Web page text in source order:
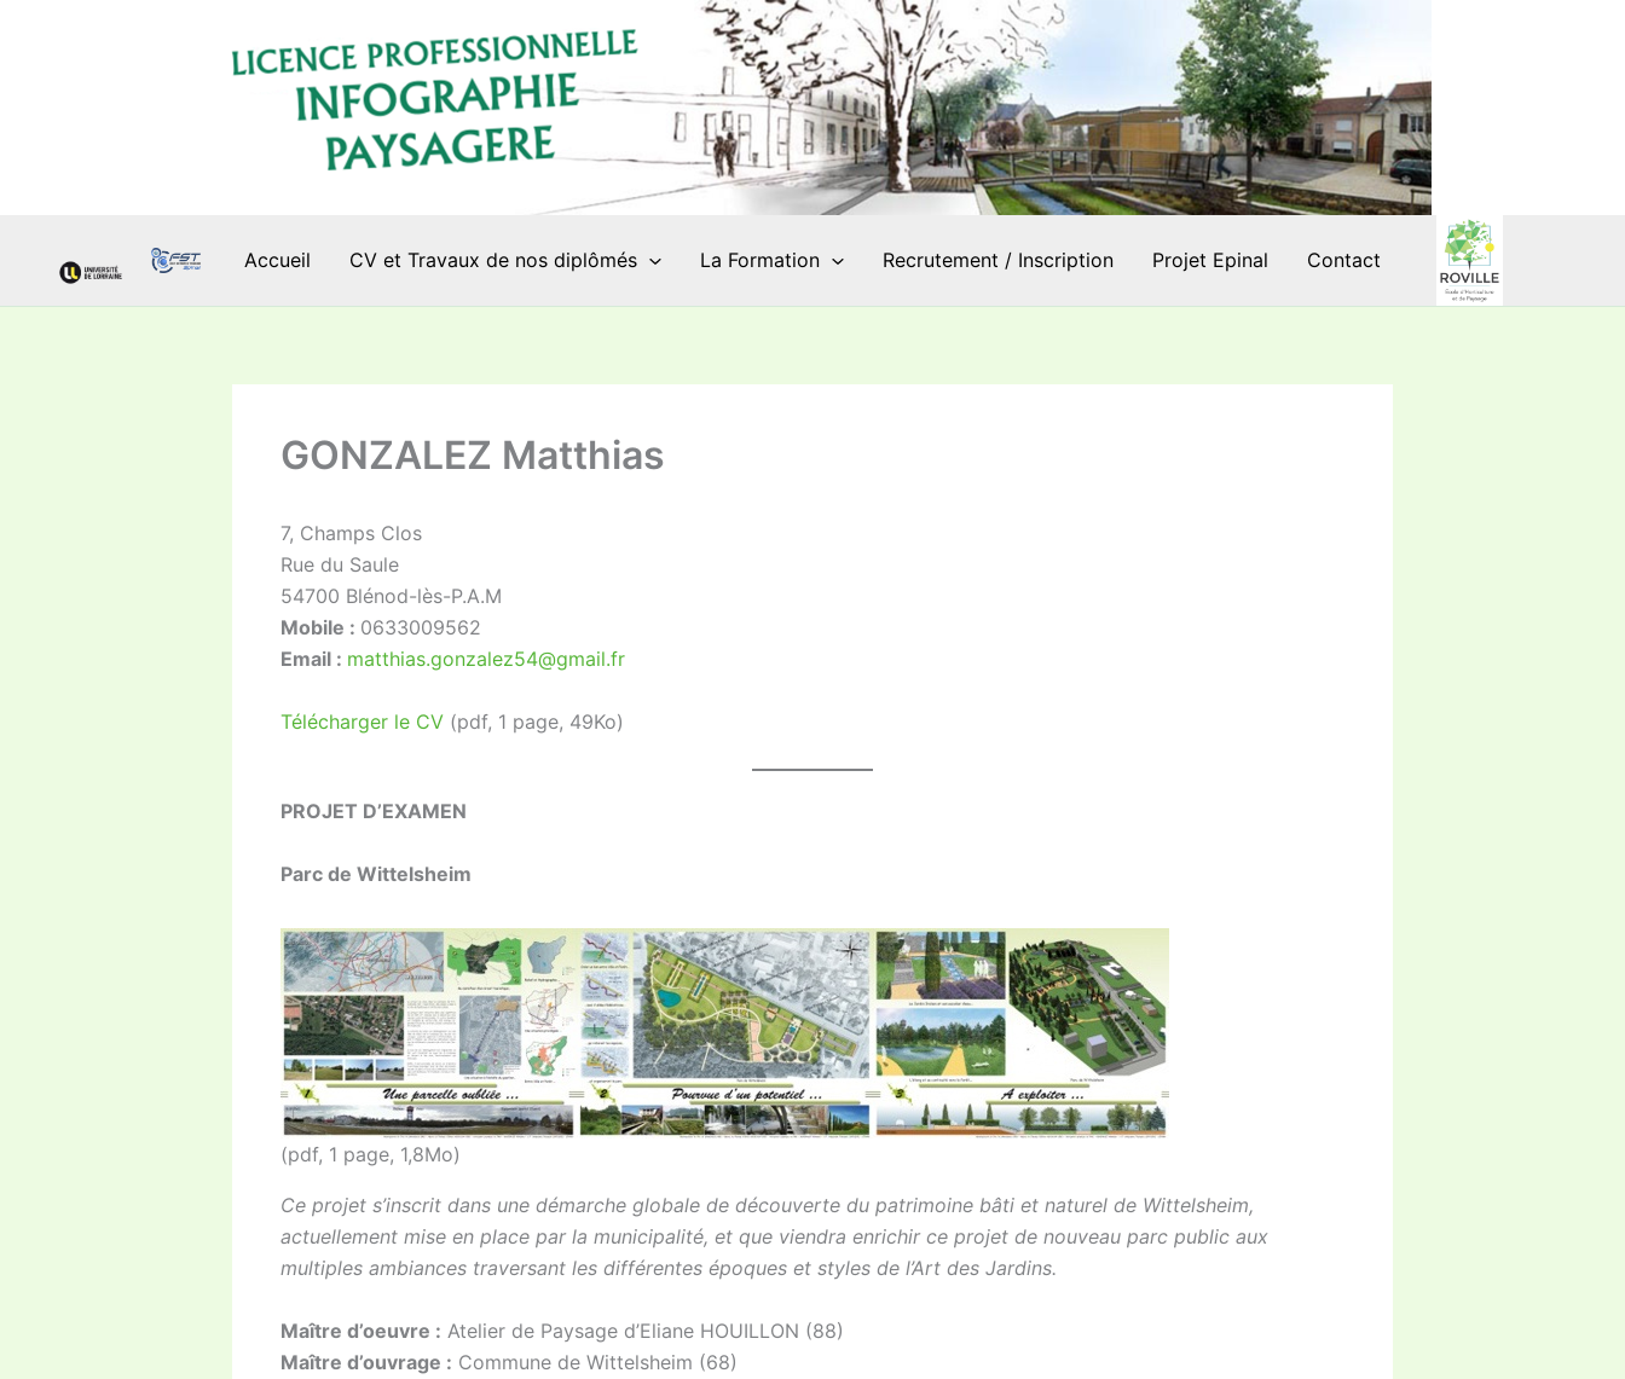
Accueil CV et Travaux de nos diplômés La Formation Recrutement / Inscription Projet Epinal Contact
GONZALEZ Matthias
7, Champs Clos
Rue du Saule
54700 Blénod-lès-P.A.M
Mobile : 0633009562
Email : matthias.gonzalez54@gmail.fr
Télécharger le CV (pdf, 1 page, 49Ko)
PROJET D’EXAMEN
Parc de Wittelsheim
(pdf, 1 page, 1,8Mo)
Ce projet s’inscrit dans une démarche globale de découverte du patrimoine bâti et naturel de Wittelsheim,
actuellement mise en place par la municipalité, et que viendra enrichir ce projet de nouveau parc public aux
multiples ambiances traversant les différentes époques et styles de l’Art des Jardins.
Maître d’oeuvre : Atelier de Paysage d’Eliane HOUILLON (88)
Maître d’ouvrage : Commune de Wittelsheim (68)